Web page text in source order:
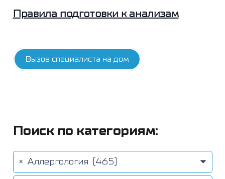
Правила подготовки к анализам
Вызов специалиста на дом
Поиск по категориям:
× Аллергология (465)